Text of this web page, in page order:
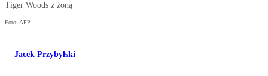
Tiger Woods z żoną
Foto: AFP
Jacek Przybylski